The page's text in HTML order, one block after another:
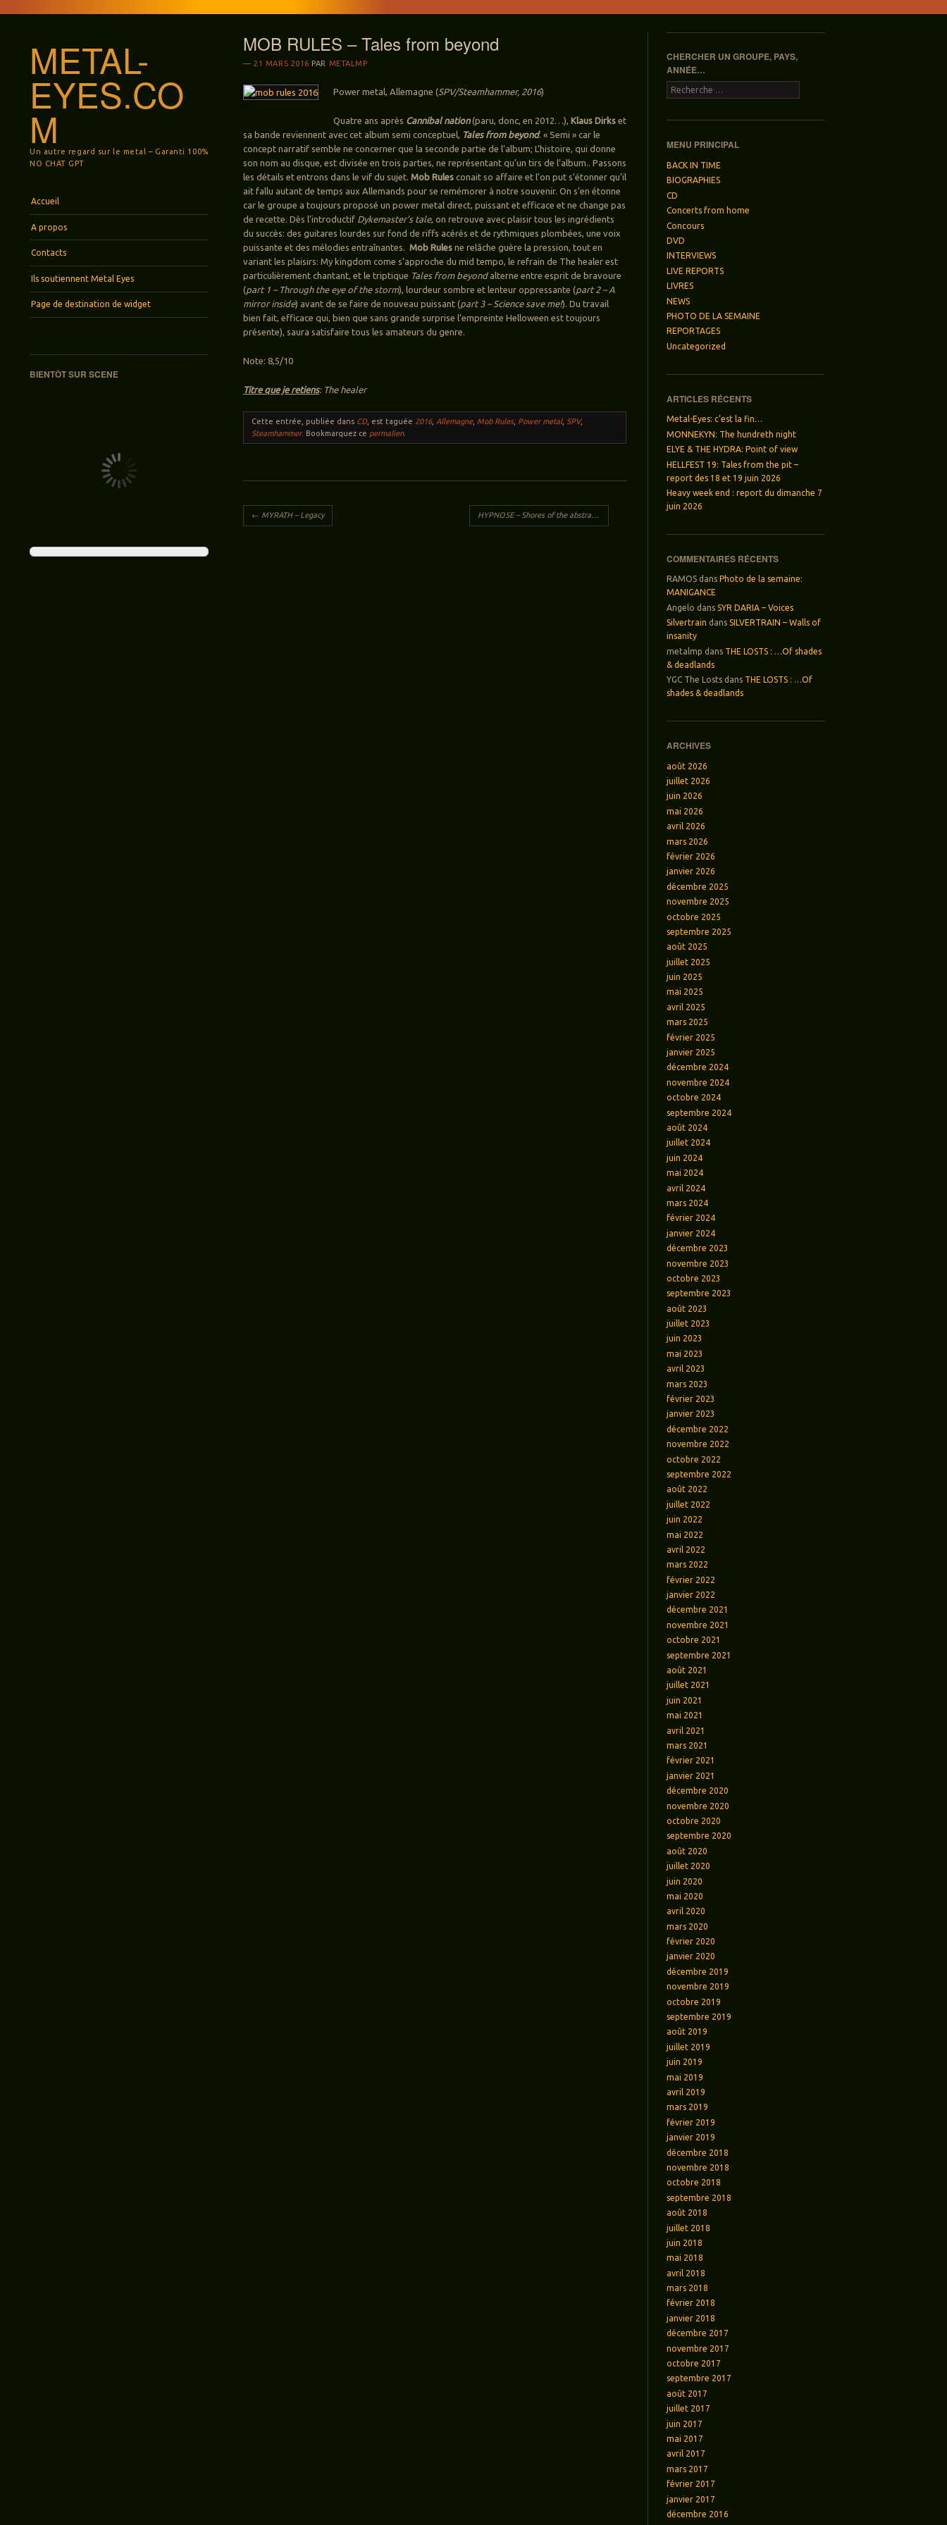
METAL-
EYES.CO
M
Un autre regard sur le metal – Garanti 100%
NO CHAT GPT
Aller au contenu principal
Accueil
A propos
Contacts
Ils soutiennent Metal Eyes
Page de destination de widget
BIENTÔT SUR SCENE
MOB RULES – Tales from beyond
21 MARS 2016 PAR METALMP
Power metal, Allemagne (SPV/Steamhammer, 2016)
Quatre ans après Cannibal nation(paru, donc, en 2012…), Klaus Dirks et
sa bande reviennent avec cet album semi conceptuel, Tales from beyond.« Semi » car le
concept narratif semble ne concerner que la seconde partie de l’album; L’histoire, qui donne
son nom au disque, est divisée en trois parties, ne représentant qu’un tirs de l’album.. Passons
les détails et entrons dans le vif du sujet.Mob Rules conait so affaire et l’on put s’étonner qu’il
ait fallu autant de temps aux Allemands pour se remémorer à notre souvenir. On s’en étonne
car le groupe a toujours proposé un power metal direct, puissant et efficace et ne change pas
de recette. Dès l’introductif Dykemaster’s tale, on retrouve avec plaisir tous les ingrédients
du succès: des guitares lourdes sur fond de riffs acérés et de rythmiques plombées, une voix
puissante et des mélodies entraînantes.Mob Rules ne relâche guère la pression, tout en
variant les plaisirs: My kingdom come s’approche du mid tempo, le refrain de The healer est
particulièrement chantant, et le triptique Tales from beyondalterne entre esprit de bravoure
(part 1 – Through the eye of the storm), lourdeur sombre et lenteur oppressante (part 2 – A
mirror inside) avant de se faire de nouveau puissant (part 3 – Science save me!). Du travail
bien fait, efficace qui, bien que sans grande surprise l’empreinte Helloween est toujours
présente), saura satisfaire tous les amateurs du genre.
Note: 8,5/10
Titre que je retiens: The healer
Cette entrée, publiée dans CD, est taguée 2016, Allemagne, Mob Rules, Power metal, SPV,
Steamhammer. Bookmarquez ce permalien.
Navigation des articles
← MYRATH – Legacy HYPNO5E – Shores of the abstract line
CHERCHER UN GROUPE, PAYS,
ANNÉE…
Recherche
MENU PRINCIPAL
BACK IN TIME
BIOGRAPHIES
CD
Concerts from home
Concours
DVD
INTERVIEWS
LIVE REPORTS
LIVRES
NEWS
PHOTO DE LA SEMAINE
REPORTAGES
Uncategorized
ARTICLES RÉCENTS
Metal-Eyes: c’est la fin…
MONNEKYN: The hundreth night
ELYE & THE HYDRA: Point of view
HELLFEST 19: Tales from the pit –
report des 18 et 19 juin 2026
Heavy week end : report du dimanche 7
juin 2026
COMMENTAIRES RÉCENTS
RAMOS dans Photo de la semaine:
MANIGANCE
Angelo dansSYR DARIA – Voices
Silvertrain dansSILVERTRAIN – Walls of
insanity
metalmp dans THE LOSTS : …Of shades
& deadlands
YGC The Losts dans THE LOSTS : …Of
shades & deadlands
ARCHIVES
août 2026
juillet 2026
juin 2026
mai 2026
avril 2026
mars 2026
février 2026
janvier 2026
décembre 2025
novembre 2025
octobre 2025
septembre 2025
août 2025
juillet 2025
juin 2025
mai 2025
avril 2025
mars 2025
février 2025
janvier 2025
décembre 2024
novembre 2024
octobre 2024
septembre 2024
août 2024
juillet 2024
juin 2024
mai 2024
avril 2024
mars 2024
février 2024
janvier 2024
décembre 2023
novembre 2023
octobre 2023
septembre 2023
août 2023
juillet 2023
juin 2023
mai 2023
avril 2023
mars 2023
février 2023
janvier 2023
décembre 2022
novembre 2022
octobre 2022
septembre 2022
août 2022
juillet 2022
juin 2022
mai 2022
avril 2022
mars 2022
février 2022
janvier 2022
décembre 2021
novembre 2021
octobre 2021
septembre 2021
août 2021
juillet 2021
juin 2021
mai 2021
avril 2021
mars 2021
février 2021
janvier 2021
décembre 2020
novembre 2020
octobre 2020
septembre 2020
août 2020
juillet 2020
juin 2020
mai 2020
avril 2020
mars 2020
février 2020
janvier 2020
décembre 2019
novembre 2019
octobre 2019
septembre 2019
août 2019
juillet 2019
juin 2019
mai 2019
avril 2019
mars 2019
février 2019
janvier 2019
décembre 2018
novembre 2018
octobre 2018
septembre 2018
août 2018
juillet 2018
juin 2018
mai 2018
avril 2018
mars 2018
février 2018
janvier 2018
décembre 2017
novembre 2017
octobre 2017
septembre 2017
août 2017
juillet 2017
juin 2017
mai 2017
avril 2017
mars 2017
février 2017
janvier 2017
décembre 2016